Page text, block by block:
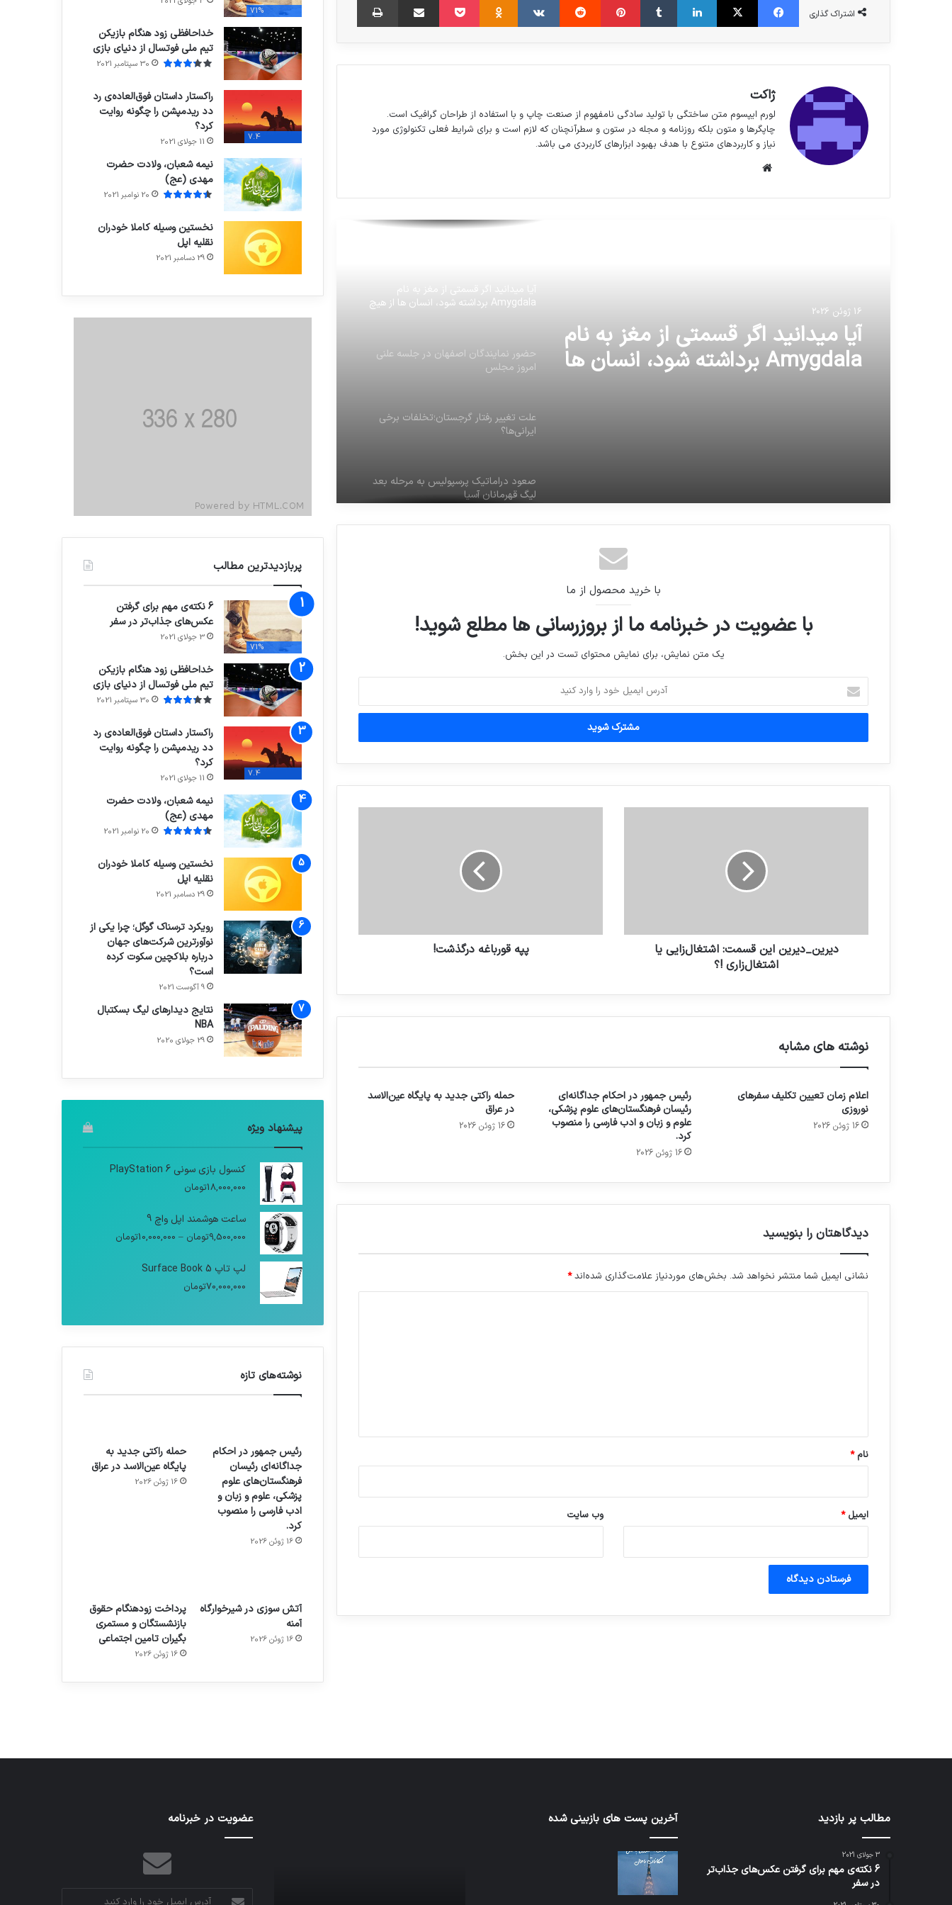
اشتراک گذاری
ژاکت
لورم ایپسوم متن ساختگی با تولید سادگی نامفهوم از صنعت چاپ و با استفاده از طراحان گرافیک است.
چاپگرها و متون بلکه روزنامه و مجله در ستون و سطرآنچنان که لازم است و برای شرایط فعلی تکنولوژی مورد
نیاز و کاربردهای متنوع با هدف بهبود ابزارهای کاربردی می باشد.
16 ژوئن 2026
آيا ميدانيد اگر قسمتی از مغز به نام
Amygdala برداشته شود، انسان ها
علت تغییر رفتار گرجستان؛تخلفات برخی
ایرانی‌ها؟
صعود دراماتیک پرسپولیس به مرحله بعد
لیگ قهرمانان آسیا
آيا ميدانيد اگر قسمتی از مغز به نام
Amygdala برداشته شود، انسان ها از هیچ
حضور نمایندگان اصفهان در جلسه علنی
امروز مجلس
علت تغییر رفتار گرجستان؛تخلفات برخی
ایرانی‌ها؟
صعود دراماتیک پرسپولیس به مرحله بعد
لیگ قهرمانان آسیا
با خرید محصول از ما
با عضویت در خبرنامه ما از بروزرسانی ها مطلع شوید!
یک متن نمایش، برای نمایش محتوای تست در این بخش.
آدرس
ایمیل
خود
وارد
دیرین_دیرین این قسمت: اشتغال‌زایی ‌یا
اشتغال‌زاری !؟
پپه قورباغه درگذشت!
نوشته های مشابه
اعلام زمان تعیین تکلیف سفرهای
نوروزی
16 ژوئن 2026
رئیس جمهور در احکام جداگانه‌ای
رئیسان فرهنگستان‌های علوم پزشکی،
علوم و زبان و ادب فارسی را منصوب
کرد.
16 ژوئن 2026
حمله راکتی جدید به پایگاه عین‌الاسد
در عراق
16 ژوئن 2026
دیدگاهتان را بنویسید
نشانی ایمیل شما منتشر نخواهد شد. بخش‌های موردنیاز علامت‌گذاری شده‌اند*
نام*
ایمیل* وب‌ سایت
71%
خداحافظی زود هنگام بازیکن
تیم ملی فوتسال از دنیای بازی
30 سپتامبر 2021
7.4
راکستار داستان فوق‌العاده‌ی رد
دد ریدمپشن را چگونه روایت
کرد؟
11 جولای 2021
نیمه شعبان، ولادت حضرت
مهدی (عج)
20 نوامبر 2021
نخستین وسیله کاملا خودران
نقلیه اپل
29 دسامبر 2021
پربازدیدترین مطالب
71%
6 نکته‌ی مهم برای گرفتن
عکس‌های جذاب‌تر در سفر
3 جولای 2021
خداحافظی زود هنگام بازیکن
تیم ملی فوتسال از دنیای بازی
30 سپتامبر 2021
7.4
راکستار داستان فوق‌العاده‌ی رد
دد ریدمپشن را چگونه روایت
کرد؟
11 جولای 2021
نیمه شعبان، ولادت حضرت
مهدی (عج)
20 نوامبر 2021
نخستین وسیله کاملا خودران
نقلیه اپل
29 دسامبر 2021
رویکرد ترسناک گوگل؛ چرا یکی از
نوآورترین شرکت‌های جهان
درباره بلاکچین سکوت کرده
است؟
9 آگوست 2021
نتایج دیدار‌های لیگ بسکتبال
NBA
29 جولای 2020
پیشنهاد ویژه
کنسول بازی سونی PlayStation 6
18,000,000تومان
ساعت هوشمند اپل واچ 9
9,500,000تومان –
10,000,000تومان
لپ تاپ Surface Book 5
70,000,000تومان
نوشته‌های تازه
رئیس جمهور در احکام
جداگانه‌ای رئیسان
فرهنگستان‌های علوم
پزشکی، علوم و زبان و
ادب فارسی را منصوب
کرد.
16 ژوئن 2026
حمله راکتی جدید به
پایگاه عین‌الاسد در عراق
16 ژوئن 2026
آتش سوزی در شیرخوارگاه
آمنه
16 ژوئن 2026
پرداخت زودهنگام حقوق
بازنشستگان و مستمری
بگیران تامین اجتماعی
16 ژوئن 2026
هدفون های 2023
مطالب پر بازدید
3 جولای 2021
6 نکته‌ی مهم برای گرفتن عکس‌های جذاب‌تر
در سفر
آخرین پست های بازبینی شده
تدابیر
خواب
و
بیداری
عضویت در خبرنامه
آدرس